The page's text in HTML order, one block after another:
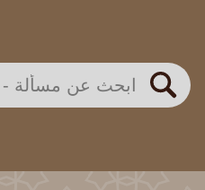
بحث
اللجنة الدائمة